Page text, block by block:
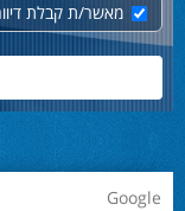
מאשר/ת קבלת
Google